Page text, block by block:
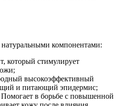
компонентами:
который стимулирует
высокоэффективный
и питающий эпидермис;
в борьбе с повышенной